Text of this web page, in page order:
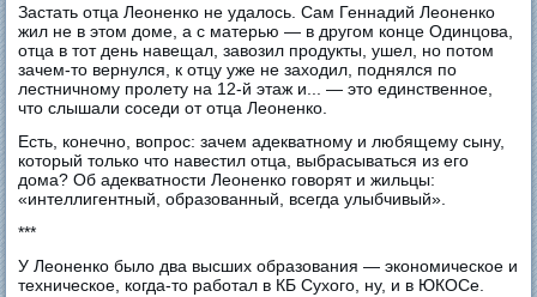
Застать отца Леоненко не удалось. Сам Геннадий Леоненко
жил не в этом доме, а с матерью — в другом конце Одинцова,
отца в тот день навещал, завозил продукты, ушел, но потом
зачем-то вернулся, к отцу уже не заходил, поднялся по
лестничному пролету на 12-й этаж и... — это единственное,
что слышали соседи от отца Леоненко.
Есть, конечно, вопрос: зачем адекватному и любящему сыну,
который только что навестил отца, выбрасываться из его
дома? Об адекватности Леоненко говорят и жильцы:
«интеллигентный, образованный, всегда улыбчивый».
***
У Леоненко было два высших образования — экономическое и
техническое, когда-то работал в КБ Сухого, ну, и в ЮКОСе.